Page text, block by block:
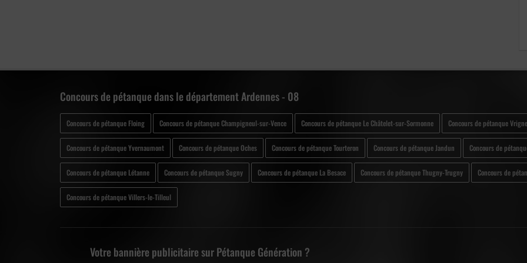
Concours de pétanque dans le département Ardennes - 08
Concours de pétanque Floing Concours de pétanque Champigneul-sur-Vence Concours de pétanque Le Châtelet-sur-Sormonne Concours de pétanque
Concours de pétanque Yvernaumont Concours de pétanque Oches Concours de pétanque Tourteron Concours de pétanque Jandun Concours de
Concours de pétanque Létanne Concours de pétanque Sugny Concours de pétanque La Besace Concours de pétanque Thugny-Trugny Concours de
Concours de pétanque Villers-le-Tilleul
Votre bannière publicitaire sur Pétanque Génération ?